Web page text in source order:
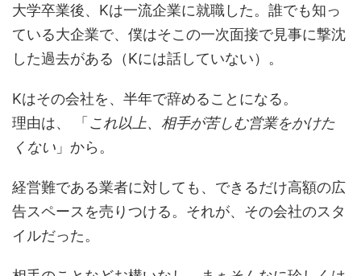
大学卒業後、Kは一流企業に就職した。誰でも知っ
ている大企業で、僕はそこの一次面接で見事に撃沈
した過去がある（Kには話していない）。
Kはその会社を、半年で辞めることになる。
理由は、 「 これ以上、相手が苦しむ営業をかけた
くない 」から。
経営難である業者に対しても、できるだけ高額の広
告スペースを売りつける。それが、その会社のスタ
イルだった。